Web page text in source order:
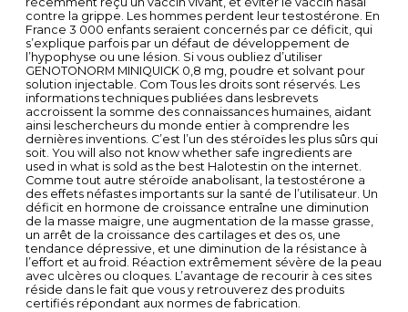
contre la grippe. Les hommes perdent leur testostérone. En
France 3 000 enfants seraient concernés par ce déficit, qui
s’explique parfois par un défaut de développement de
l’hypophyse ou une lésion. Si vous oubliez d’utiliser
GENOTONORM MINIQUICK 0,8 mg, poudre et solvant pour
solution injectable. Com Tous les droits sont réservés. Les
informations techniques publiées dans lesbrevets
accroissent la somme des connaissances humaines, aidant
ainsi leschercheurs du monde entier à comprendre les
dernières inventions. C’est l’un des stéroïdes les plus sûrs qui
soit. You will also not know whether safe ingredients are
used in what is sold as the best Halotestin on the internet.
Comme tout autre stéroïde anabolisant, la testostérone a
des effets néfastes importants sur la santé de l’utilisateur. Un
déficit en hormone de croissance entraîne une diminution
de la masse maigre, une augmentation de la masse grasse,
un arrêt de la croissance des cartilages et des os, une
tendance dépressive, et une diminution de la résistance à
l’effort et au froid. Réaction extrêmement sévère de la peau
avec ulcères ou cloques. L’avantage de recourir à ces sites
réside dans le fait que vous y retrouverez des produits
certifiés répondant aux normes de fabrication.